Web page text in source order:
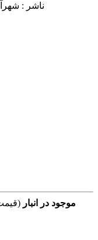
ناشر :
موجود در انبار